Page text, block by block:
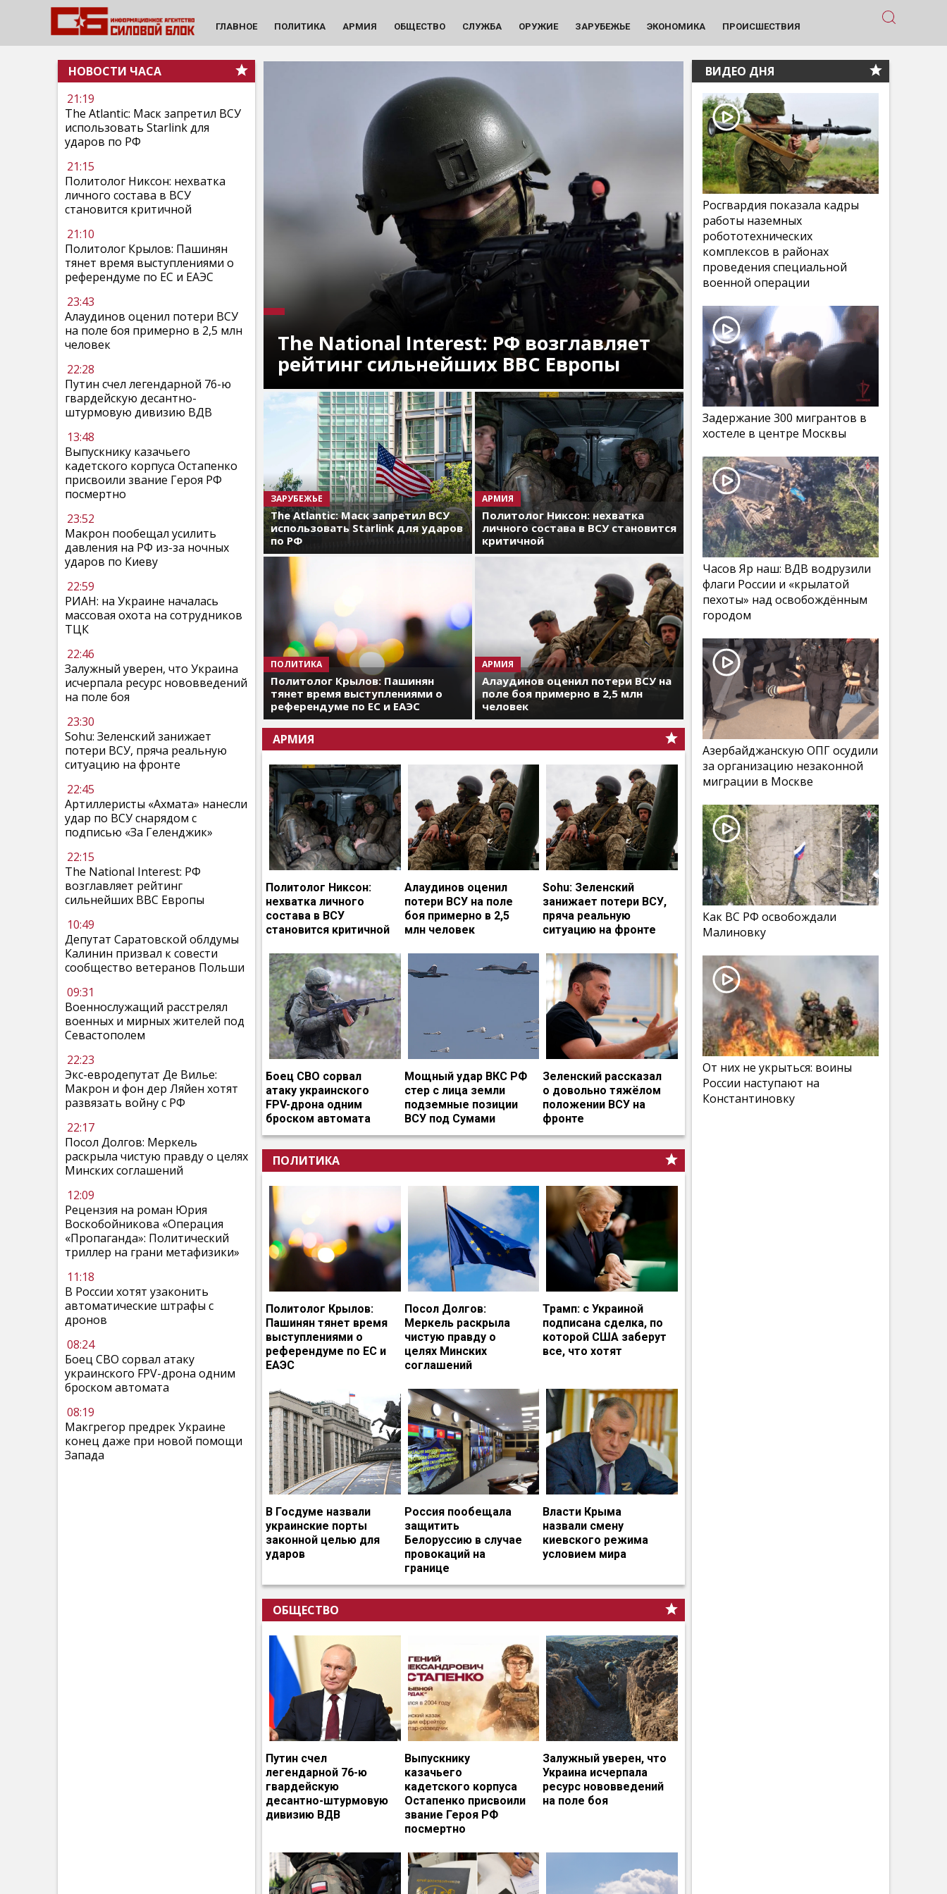
ГЛАВНОЕ ПОЛИТИКА АРМИЯ ОБЩЕСТВО СЛУЖБА ОРУЖИЕ ЗАРУБЕЖЬЕ ЭКОНОМИКА ПРОИСШЕСТВИЯ
НОВОСТИ ЧАСА
21:19
The Atlantic: Маск запретил ВСУ
использовать Starlink для
ударов по РФ
21:15
Политолог Никсон: нехватка
личного состава в ВСУ
становится критичной
21:10
Политолог Крылов: Пашинян
тянет время выступлениями о
референдуме по ЕС и ЕАЭС
23:43
Алаудинов оценил потери ВСУ
на поле боя примерно в 2,5 млн
человек
22:28
Путин счел легендарной 76-ю
гвардейскую десантно-
штурмовую дивизию ВДВ
13:48
Выпускнику казачьего
кадетского корпуса Остапенко
присвоили звание Героя РФ
посмертно
23:52
Макрон пообещал усилить
давления на РФ из-за ночных
ударов по Киеву
22:59
РИАН: на Украине началась
массовая охота на сотрудников
ТЦК
22:46
Залужный уверен, что Украина
исчерпала ресурс нововведений
на поле боя
23:30
Sohu: Зеленский занижает
потери ВСУ, пряча реальную
ситуацию на фронте
22:45
Артиллеристы «Ахмата» нанесли
удар по ВСУ снарядом с
подписью «За Геленджик»
22:15
The National Interest: РФ
возглавляет рейтинг
сильнейших ВВС Европы
10:49
Депутат Саратовской облдумы
Калинин призвал к совести
сообщество ветеранов Польши
09:31
Военнослужащий расстрелял
военных и мирных жителей под
Севастополем
22:23
Экс-евродепутат Де Вилье:
Макрон и фон дер Ляйен хотят
развязать войну с РФ
22:17
Посол Долгов: Меркель
раскрыла чистую правду о целях
Минских соглашений
12:09
Рецензия на роман Юрия
Воскобойникова «Операция
«Пропаганда»: Политический
триллер на грани метафизики»
11:18
В России хотят узаконить
автоматические штрафы с
дронов
08:24
Боец СВО сорвал атаку
украинского FPV-дрона одним
броском автомата
08:19
Макгрегор предрек Украине
конец даже при новой помощи
Запада
The National Interest: РФ возглавляет
рейтинг сильнейших ВВС Европы
ЗАРУБЕЖЬЕ
The Atlantic: Маск запретил ВСУ
использовать Starlink для ударов
по РФ
АРМИЯ
Политолог Никсон: нехватка
личного состава в ВСУ становится
критичной
ПОЛИТИКА
Политолог Крылов: Пашинян
тянет время выступлениями о
референдуме по ЕС и ЕАЭС
АРМИЯ
Алаудинов оценил потери ВСУ на
поле боя примерно в 2,5 млн
человек
АРМИЯ
Политолог Никсон:
нехватка личного
состава в ВСУ
становится критичной
Алаудинов оценил
потери ВСУ на поле
боя примерно в 2,5
млн человек
Sohu: Зеленский
занижает потери ВСУ,
пряча реальную
ситуацию на фронте
Боец СВО сорвал
атаку украинского
FPV-дрона одним
броском автомата
Мощный удар ВКС РФ
стер с лица земли
подземные позиции
ВСУ под Сумами
Зеленский рассказал
о довольно тяжёлом
положении ВСУ на
фронте
ПОЛИТИКА
Политолог Крылов:
Пашинян тянет время
выступлениями о
референдуме по ЕС и
ЕАЭС
Посол Долгов:
Меркель раскрыла
чистую правду о
целях Минских
соглашений
Трамп: с Украиной
подписана сделка, по
которой США заберут
все, что хотят
В Госдуме назвали
украинские порты
законной целью для
ударов
Россия пообещала
защитить
Белоруссию в случае
провокаций на
границе
Власти Крыма
назвали смену
киевского режима
условием мира
ОБЩЕСТВО
Путин счел
легендарной 76-ю
гвардейскую
десантно-штурмовую
дивизию ВДВ
Выпускнику
казачьего
кадетского корпуса
Остапенко присвоили
звание Героя РФ
посмертно
Залужный уверен, что
Украина исчерпала
ресурс нововведений
на поле боя
ВИДЕО ДНЯ
Росгвардия показала кадры
работы наземных
робототехнических
комплексов в районах
проведения специальной
военной операции
Задержание 300 мигрантов в
хостеле в центре Москвы
Часов Яр наш: ВДВ водрузили
флаги России и «крылатой
пехоты» над освобождённым
городом
Азербайджанскую ОПГ осудили
за организацию незаконной
миграции в Москве
Как ВС РФ освобождали
Малиновку
От них не укрыться: воины
России наступают на
Константиновку